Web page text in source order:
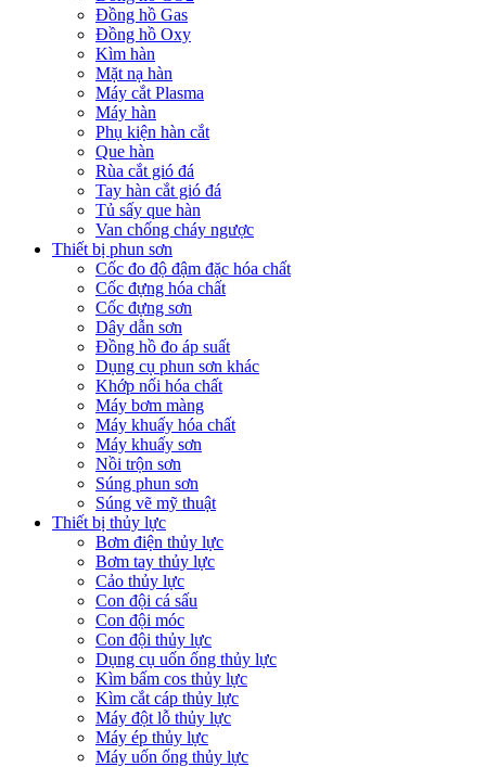
Đồng hồ Gas
Đồng hồ Oxy
Kìm hàn
Mặt nạ hàn
Máy cắt Plasma
Máy hàn
Phụ kiện hàn cắt
Que hàn
Rùa cắt gió đá
Tay hàn cắt gió đá
Tủ sấy que hàn
Van chống cháy ngược
Thiết bị phun sơn
Cốc đo độ đậm đặc hóa chất
Cốc đựng hóa chất
Cốc đựng sơn
Dây dẫn sơn
Đồng hồ đo áp suất
Dụng cụ phun sơn khác
Khớp nối hóa chất
Máy bơm màng
Máy khuấy hóa chất
Máy khuấy sơn
Nồi trộn sơn
Súng phun sơn
Súng vẽ mỹ thuật
Thiết bị thủy lực
Bơm điện thủy lực
Bơm tay thủy lực
Cảo thủy lực
Con đội cá sấu
Con đội móc
Con đội thủy lực
Dụng cụ uốn ống thủy lực
Kìm bấm cos thủy lực
Kìm cắt cáp thủy lực
Máy đột lỗ thủy lực
Máy ép thủy lực
Máy uốn ống thủy lực